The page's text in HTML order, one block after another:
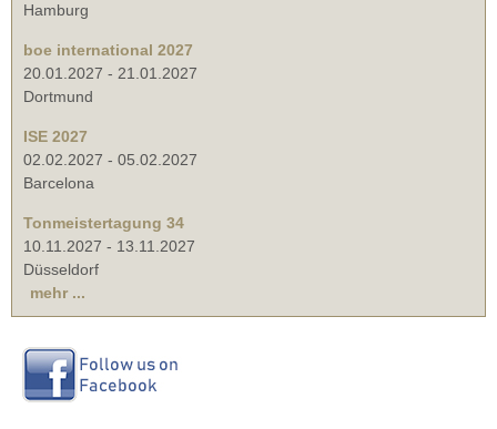
Hamburg
boe international 2027
20.01.2027 - 21.01.2027
Dortmund
ISE 2027
02.02.2027 - 05.02.2027
Barcelona
Tonmeistertagung 34
10.11.2027 - 13.11.2027
Düsseldorf
mehr ...